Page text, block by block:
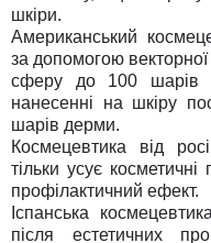
шкіри.
Американський
за допомогою векторної
сферу до 100 шарів
нанесенні на шкіру
шарів дерми.
Космецевтика від
тільки усує
профілактичний ефект.
Іспанська
після естетичних